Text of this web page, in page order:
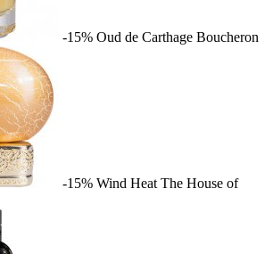
-15% Oud de Carthage Boucheron
-15% Wind Heat The House of